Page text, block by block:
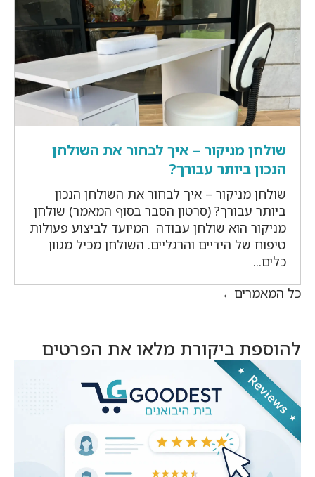
שולחן מניקור – איך לבחור את השולחן
הנכון ביותר עבורך?
שולחן מניקור – איך לבחור את השולחן הנכון
ביותר עבורך? (סרטון הסבר בסוף המאמר) שולחן
מניקור הוא שולחן עבודה המיועד לביצוע פעולות
טיפוח של הידיים והרגליים. השולחן מכיל מגוון
כלים...
כל המאמרים
להוספת ביקורת מלאו את הפרטים